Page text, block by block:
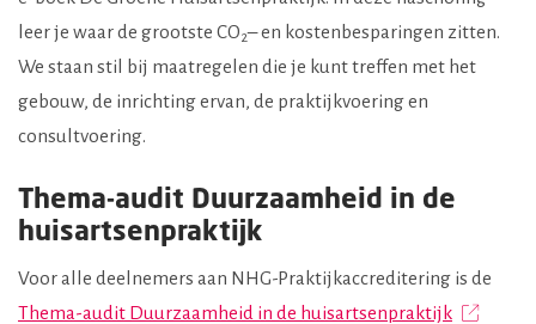
leer je waar de grootste CO2–en kostenbesparingen zitten.
We staan stil bij maatregelen die je kunt treffen met het
gebouw, de inrichting ervan, de praktijkvoering en
consultvoering.
Thema-audit Duurzaamheid in de
huisartsenpraktijk
Voor alle deelnemers aan NHG-Praktijkaccreditering is de
Thema-audit Duurzaamheid in de huisartsenpraktijk